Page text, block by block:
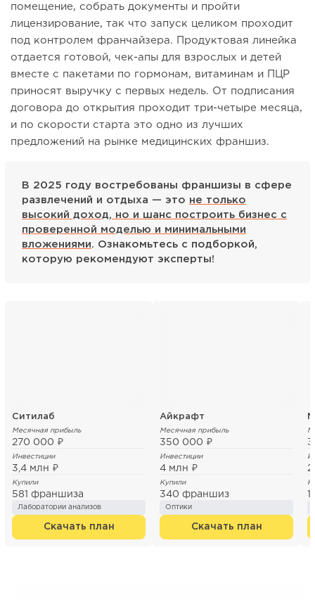
помещение, собрать документы и пройти
лицензирование, так что запуск целиком проходит
под контролем франчайзера. Продуктовая линейка
отдается готовой, чек-апы для взрослых и детей
вместе с пакетами по гормонам, витаминам и ПЦР
приносят выручку с первых недель. От подписания
договора до открытия проходит три-четыре месяца,
и по скорости старта это одно из лучших
предложений на рынке медицинских франшиз.
В 2025 году востребованы франшизы в сфере
развлечений и отдыха — это не только
высокий доход, но и шанс построить бизнес с
проверенной моделью и минимальными
вложениями. Ознакомьтесь с подборкой,
которую рекомендуют эксперты!
Ситилаб
Месячная прибыль
270 000 ₽
Инвестиции
3,4 млн ₽
Купили
581 франшиза
Лаборатории анализов
Скачать план
Айкрафт
Месячная прибыль
350 000 ₽
Инвестиции
4 млн ₽
Купили
340 франшиз
Оптики
Скачать план